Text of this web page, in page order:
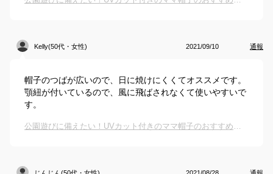
Kelly(50代・女性) 2021/09/10 通報
帽子のつばが広いので、日に焼けにくくてオススメです。
顎紐が付いているので、風に飛ばされなくて使いやすいで
す。
公園遊びに備えたい！UVカット付きのママ帽子のおすすめは？